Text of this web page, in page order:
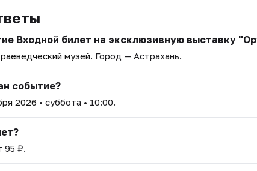
Входной билет на эксклюзивную выставку
музей. Город — Астрахань.
событие?
2026 • суббота • 10:00.
95 ₽.